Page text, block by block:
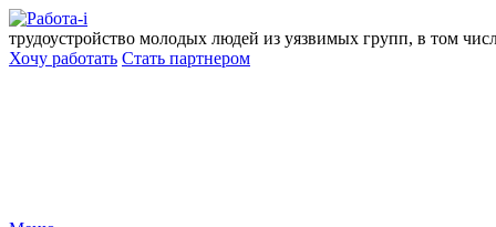
Перейти
к
содержанию
трудоустройство молодых людей из уязвимых групп, в том
Хочу работать Стать партнером